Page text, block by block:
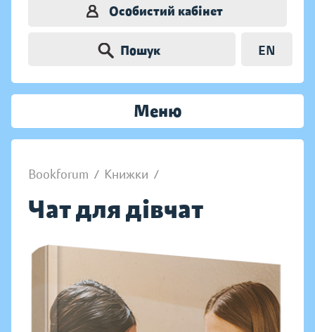
Особистий кабінет
Пошук EN
Меню
Bookforum / Книжки /
Чат для дівчат